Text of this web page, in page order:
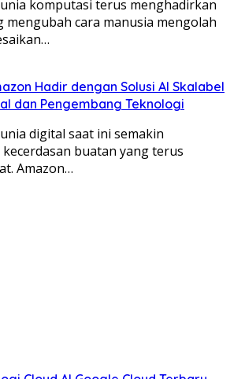
komputasi terus menghadirkan
mengubah cara manusia mengolah
Hadir dengan Solusi AI Skalabel
dan Pengembang Teknologi
digital saat ini semakin
buatan yang terus
Amazon…